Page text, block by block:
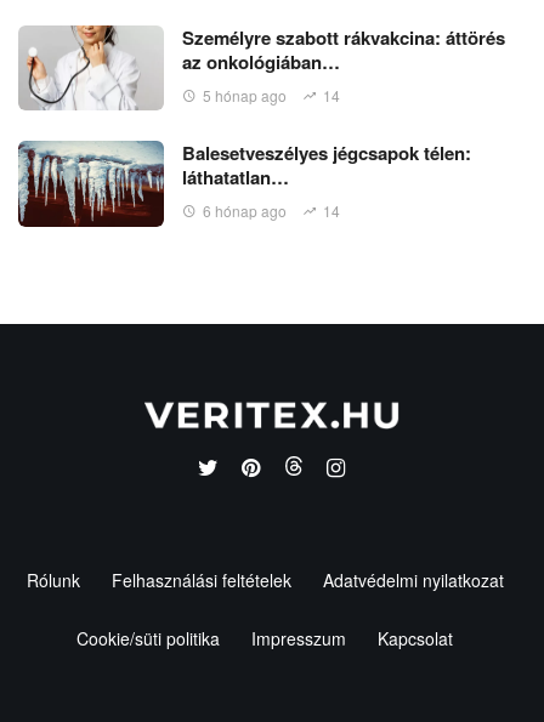
Személyre szabott rákvakcina: áttörés
az onkológiában…
5 hónap ago 14
Balesetveszélyes jégcsapok télen:
láthatatlan…
6 hónap ago 14
Rólunk Felhasználási feltételek Adatvédelmi nyilatkozat
Cookie/süti politika Impresszum Kapcsolat